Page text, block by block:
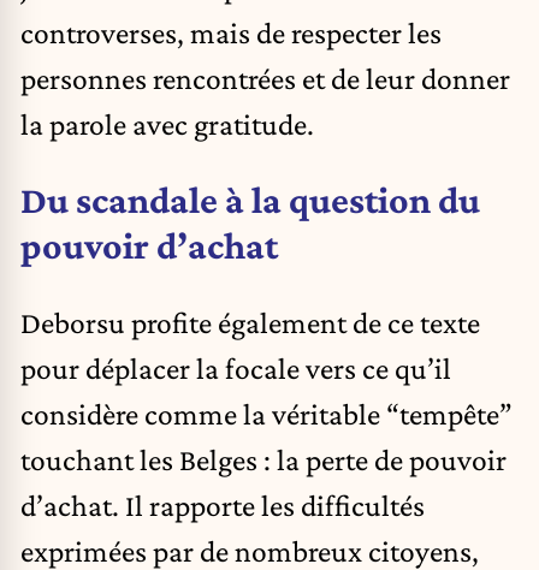
controverses, mais de respecter les
personnes rencontrées et de leur donner
la parole avec gratitude.
Du scandale à la question du
pouvoir d’achat
Deborsu profite également de ce texte
pour déplacer la focale vers ce qu’il
considère comme la véritable “tempête”
touchant les Belges : la perte de pouvoir
d’achat. Il rapporte les difficultés
exprimées par de nombreux citoyens,